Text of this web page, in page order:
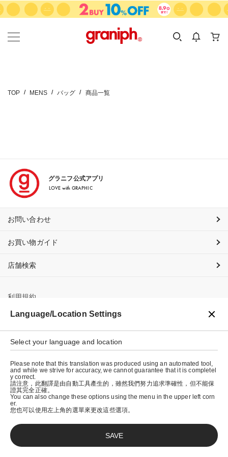
カテゴリーから探す
KIDS
カテゴリ
サイズ
TOP MENS バッグ 商品一覧
グラニフ公式アプリ
LOVE with GRAPHIC
お問い合わせ
お買い物ガイド
店舗検索
利用規約
プライバシーポリシー
特定商取引法に基づく表示
会社概要
© graniph inc.
Language/Location Settings
Select your language and location
Please note that this translation was produced using an automated tool,
and while we strive for accuracy, we cannot guarantee that it is completel
y correct.
請注意，此翻譯是由自動工具產生的，雖然我們努力追求準確性，但不能保
證其完全正確。
You can also change these options using the menu in the upper left corn
er.
您也可以使用左上角的選單來更改這些選項。
SAVE